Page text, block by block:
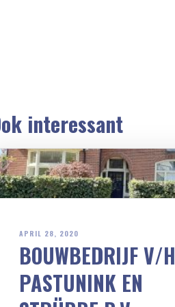
interessant
APRIL 28, 2020
BOUWBEDRIJF V/H
PASTUNINK EN